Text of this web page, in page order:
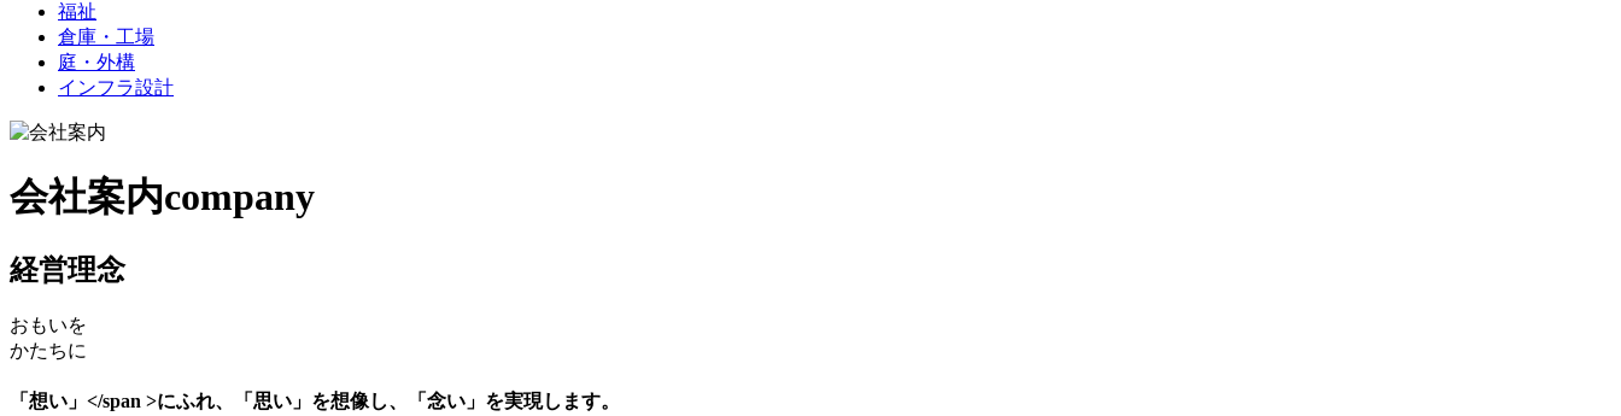
福祉
倉庫・工場
庭・外構
インフラ設計
会社案内company
経営理念
おもいを
かたちに
「想い」</span >にふれ、 「思い」 を想像し、 「念い」 を実現します。